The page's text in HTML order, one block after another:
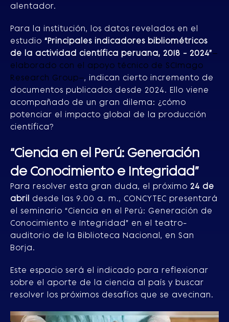
alentador.
Para la institución, los datos revelados en el
estudio “Principales indicadores bibliométricos
de la actividad científica peruana, 2018 - 2024”—
elaborado con el apoyo técnico de SCImago
Research Group—, indican cierto incremento de
documentos publicados desde 2024. Ello viene
acompañado de un gran dilema: ¿cómo
potenciar el impacto global de la producción
científica?
“Ciencia en el Perú: Generación
de Conocimiento e Integridad”
Para resolver esta gran duda, el próximo 24 de
abril desde las 9.00 a. m., CONCYTEC presentará
el seminario “Ciencia en el Perú: Generación de
Conocimiento e Integridad” en el teatro-
auditorio de la Biblioteca Nacional, en San
Borja.
Este espacio será el indicado para reflexionar
sobre el aporte de la ciencia al país y buscar
resolver los próximos desafíos que se avecinan.